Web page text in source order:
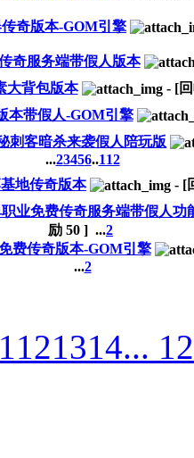
奇版本-GOM引擎
奇服务端带假人版本
大背包版本
- [
本带假人-GOM引擎
刺客暗杀来袭假人陪玩版
...23456..112
地传奇版本
- [
业免费传奇服务端带假人功
励 50 ] ...2
费传奇版本-GOM引擎
...2
121314...